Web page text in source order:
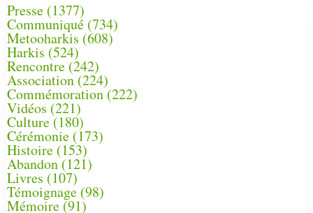
Presse (1377)
Communiqué (734)
Metooharkis (608)
Harkis (524)
Rencontre (242)
Association (224)
Commémoration(222)
Vidéos (221)
Culture(180)
Cérémonie (173)
Histoire (153)
Abandon(121)
Livres (107)
Témoignage (98)
Mémoire (91)